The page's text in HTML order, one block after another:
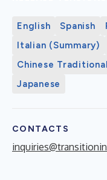
English Spanish
Italian (Summary)
Chinese Traditional
Japanese
CONTACTS